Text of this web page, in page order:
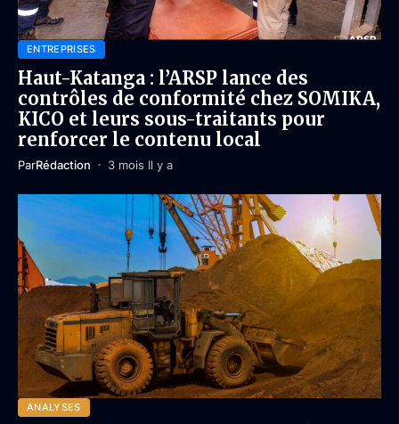
ENTREPRISES
Haut-Katanga : l’ARSP lance des
contrôles de conformité chez SOMIKA,
KICO et leurs sous-traitants pour
renforcer le contenu local
ParRédaction 3 mois Il y a
ANALYSES